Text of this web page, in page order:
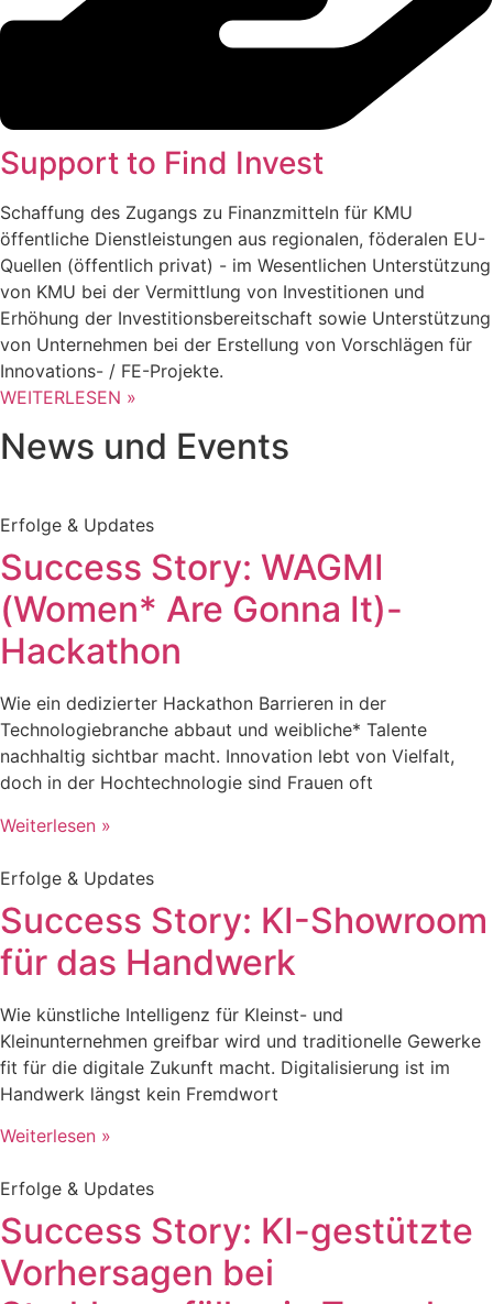
Support to Find Invest
Schaffung des Zugangs zu Finanzmitteln für KMU
öffentliche Dienstleistungen aus regionalen, föderalen EU-
Quellen (öffentlich privat) - im Wesentlichen Unterstützung
von KMU bei der Vermittlung von Investitionen und
Erhöhung der Investitionsbereitschaft sowie Unterstützung
von Unternehmen bei der Erstellung von Vorschlägen für
Innovations- / FE-Projekte.
WEITERLESEN »
News und Events
Erfolge & Updates
Success Story: WAGMI
(Women* Are Gonna It)-
Hackathon
Wie ein dedizierter Hackathon Barrieren in der
Technologiebranche abbaut und weibliche* Talente
nachhaltig sichtbar macht. Innovation lebt von Vielfalt,
doch in der Hochtechnologie sind Frauen oft
Weiterlesen »
Erfolge & Updates
Success Story: KI-Showroom
für das Handwerk
Wie künstliche Intelligenz für Kleinst- und
Kleinunternehmen greifbar wird und traditionelle Gewerke
fit für die digitale Zukunft macht. Digitalisierung ist im
Handwerk längst kein Fremdwort
Weiterlesen »
Erfolge & Updates
Success Story: KI-gestützte
Vorhersagen bei